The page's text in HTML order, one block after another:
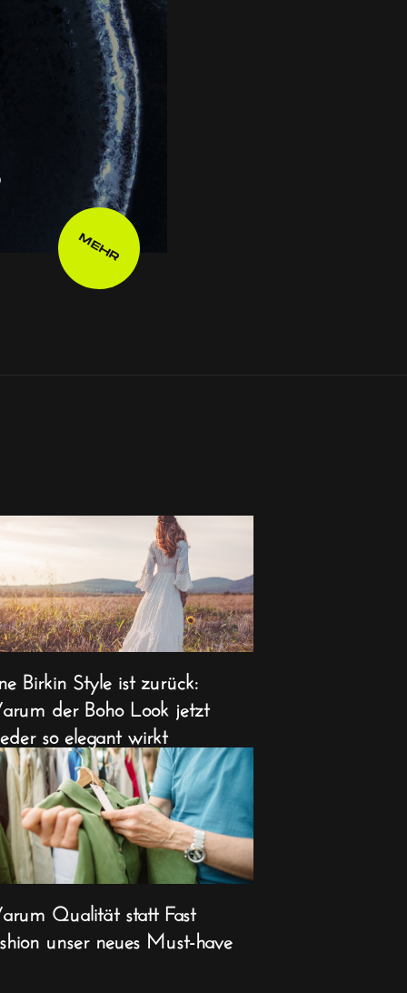
MEHR
Birkin Style ist zurück:
der Boho Look jetzt
so elegant wirkt
Qualität statt Fast
unser neues Must-have